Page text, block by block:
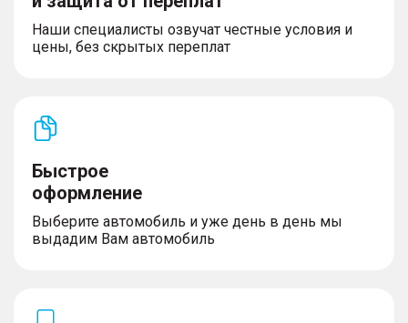
Наши специалисты озвучат честные условия и
цены, без скрытых переплат
Быстрое
оформление
Выберите автомобиль и уже день в день мы
выдадим Вам автомобиль